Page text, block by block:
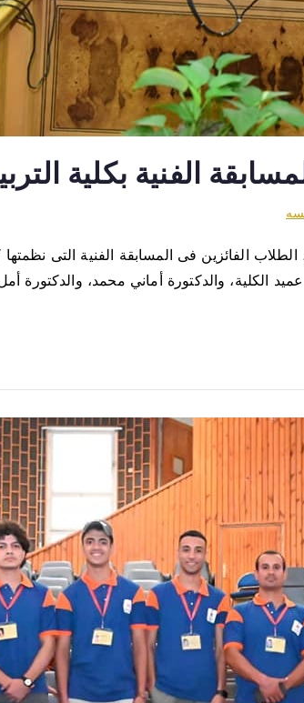
الفائزين فى المسابقة الفنية التى نظمتها
الكلية، والدكتورة أماني محمد،